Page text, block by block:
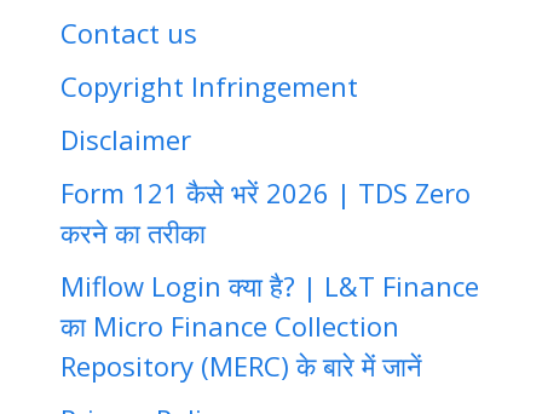
Contact us
Copyright Infringement
Disclaimer
Form 121 कैसे भरें 2026 | TDS Zero
करने का तरीका
Miflow Login क्या है? | L&T Finance
का Micro Finance Collection
Repository (MERC) के बारे में जानें